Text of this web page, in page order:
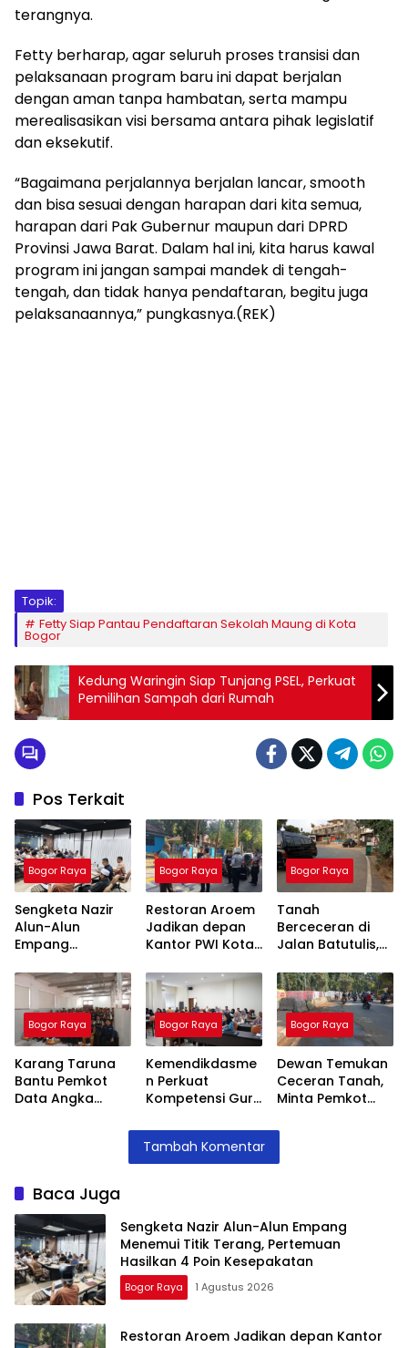
terangnya.
Fetty berharap, agar seluruh proses transisi dan
pelaksanaan program baru ini dapat berjalan
dengan aman tanpa hambatan, serta mampu
merealisasikan visi bersama antara pihak legislatif
dan eksekutif.
“Bagaimana perjalannya berjalan lancar, smooth
dan bisa sesuai dengan harapan dari kita semua,
harapan dari Pak Gubernur maupun dari DPRD
Provinsi Jawa Barat. Dalam hal ini, kita harus kawal
program ini jangan sampai mandek di tengah-
tengah, dan tidak hanya pendaftaran, begitu juga
pelaksanaannya,” pungkasnya.(REK)
Topik:
Fetty Siap Pantau Pendaftaran Sekolah Maung di Kota
Bogor
Kedung Waringin Siap Tunjang PSEL, Perkuat
Pemilihan Sampah dari Rumah
Pos Terkait
Bogor Raya
Sengketa Nazir
Alun-Alun
Empang
Terang,
Pertemuan
Hasilkan 4 Poin
Kesepakatan
Bogor Raya
Restoran Aroem
Jadikan depan
Kantor PWI Kota
Area Parkir,
Ketua PWI
Dilarang Parkir
Bogor Raya
Tanah
Berceceran di
Jalan Batutulis,
Teguran Tertulis
Pada Kontraktor
Bogor Raya
Karang Taruna
Bantu Pemkot
Data Angka
Bogor Raya
Kemendikdasme
n Perkuat
Kompetensi Guru
Lalubi Untuk
Apresiasi ABK
Bogor Raya
Dewan Temukan
Ceceran Tanah,
Minta Pemkot
Trase Baru
Tambah Komentar
Baca Juga
Sengketa Nazir Alun-Alun Empang
Menemui Titik Terang, Pertemuan
Hasilkan 4 Poin Kesepakatan
Bogor Raya 1 Agustus 2026
Restoran Aroem Jadikan depan Kantor